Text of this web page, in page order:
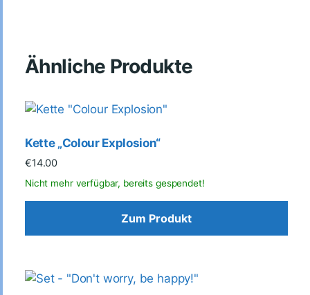
Ähnliche Produkte
Kette „Colour Explosion“
€14.00
Zum Produkt